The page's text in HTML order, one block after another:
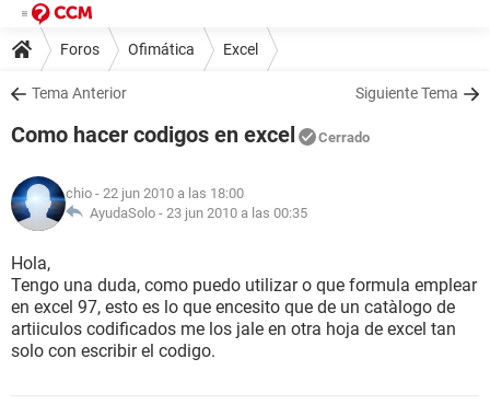
Foros Ofimática Excel
Tema Anterior Siguiente Tema
Como hacer codigos en excel Cerrado
chio - 22 jun 2010 a las 18:00
AyudaSolo - 23 jun 2010 a las 00:35
Hola,
Tengo una duda, como puedo utilizar o que formula emplear
en excel 97, esto es lo que encesito que de un catàlogo de
artiiculos codificados me los jale en otra hoja de excel tan
solo con escribir el codigo.